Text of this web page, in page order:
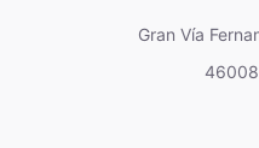
Gran Vía